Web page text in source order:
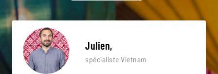
Julien,
spécialiste Vietnam